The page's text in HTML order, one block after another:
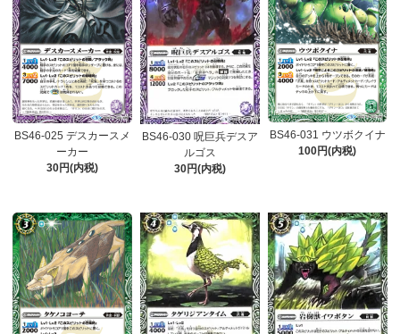
BS46-025 デスカースメ
ーカー
30円(内税)
BS46-030 呪巨兵デスア
ルゴス
30円(内税)
BS46-031 ウツボクイナ
100円(内税)